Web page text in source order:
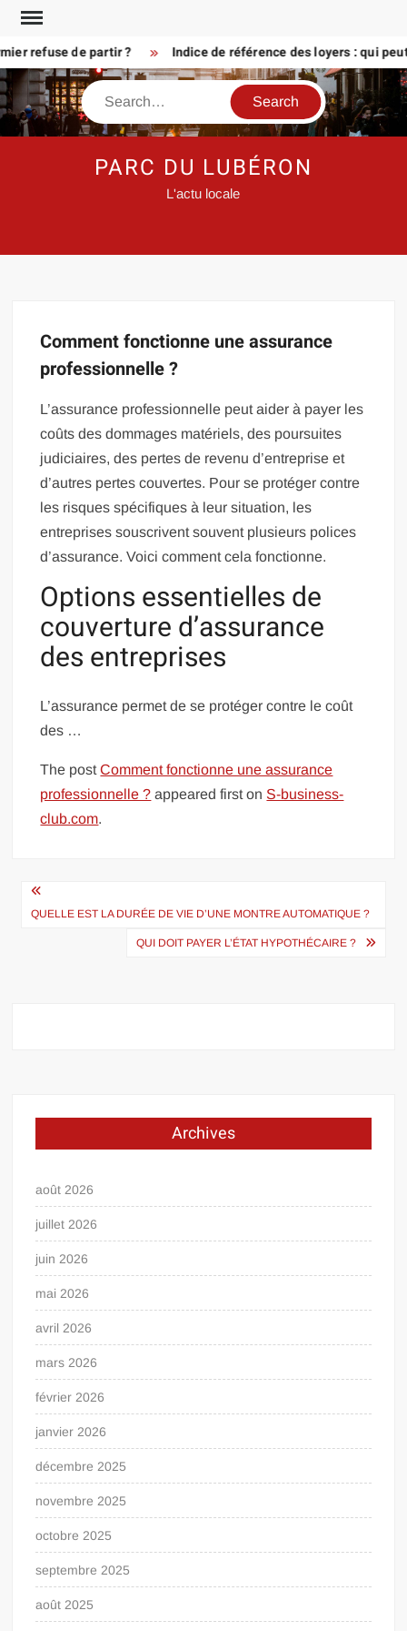
Skip
contentrefuse de partir ? Indice de référence des loyers : qui
Search
PARC DU LUBÉRON
L'actu locale
Comment fonctionne une assurance
professionnelle ?
L’assurance professionnelle peut aider à payer les
coûts des dommages matériels, des poursuites
judiciaires, des pertes de revenu d’entreprise et
d’autres pertes couvertes. Pour se protéger contre
les risques spécifiques à leur situation, les
entreprises souscrivent souvent plusieurs polices
d’assurance. Voici comment cela fonctionne.
Options essentielles de
couverture d’assurance
des entreprises
L’assurance permet de se protéger contre le coût
des …
The postComment fonctionne une assurance
professionnelle ? appeared first on S-business-
club.com.
Navigation
de
QUELLE EST LA DURÉE DE VIE D’UNE MONTRE AUTOMATIQUE ?
QUI DOIT PAYER L’ÉTAT HYPOTHÉCAIRE ?
Archives
août 2026
juillet 2026
juin 2026
mai 2026
avril 2026
mars 2026
février 2026
janvier 2026
décembre 2025
novembre 2025
octobre 2025
septembre 2025
août 2025